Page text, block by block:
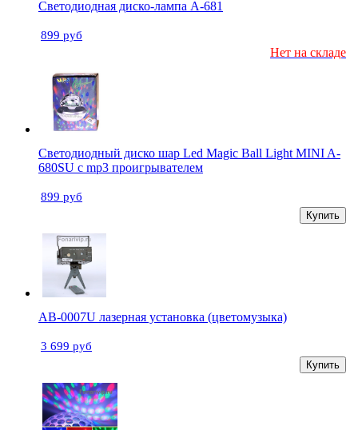
Светодиодная диско-лампа А-681
899 руб
Нет на складе
Светодиодный диско шар Led Magic Ball Light MINI A-
680SU c mp3 проигрывателем
899 руб
Купить
AB-0007U лазерная установка (цветомузыка)
3 699 руб
Купить